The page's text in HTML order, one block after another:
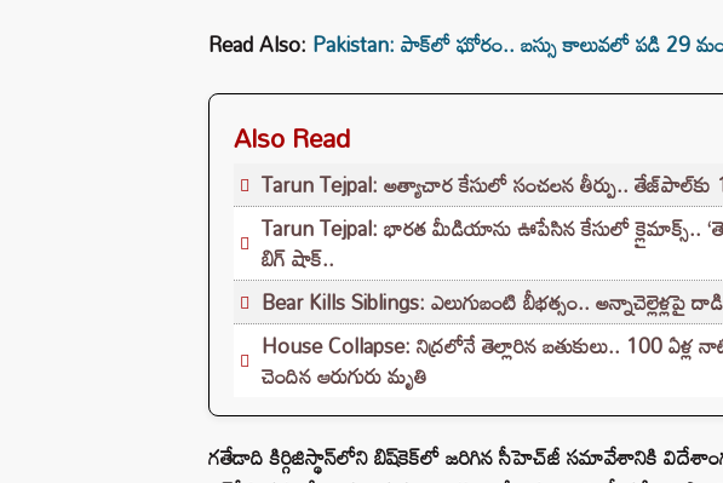
Read Also: Pakistan: పాక్‌లో ఘోరం.. బస్సు కాలువలో పడి 29
Also Read
Tarun Tejpal: అత్యాచార కేసులో సంచలన తీర్పు.. తేజ్‌పాల్‌కు
Tarun Tejpal: భారత మీడియాను ఊపేసిన కేసులో క్లైమాక్స్..
బిగ్ షాక్..
Bear Kills Siblings: ఎలుగుబంటి బీభత్సం.. అన్నాచెల్లెళ్లపై
House Collapse: నిద్రలోనే తెల్లారిన బతుకులు.. 100 ఏళ్ల
చెందిన ఆరుగురు మృతి
గతేడాది కిర్గిజిస్థాన్‌లోని బిష్‌కెక్‌లో జరిగిన సీహెచ్‌జీ సమావేశానికి